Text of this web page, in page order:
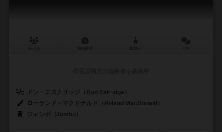
ドン・エスクリッジ（Don Eskridge）
ローランド・マクドナルド（Roland MacDonald）
ジャンボ（Jumbo）